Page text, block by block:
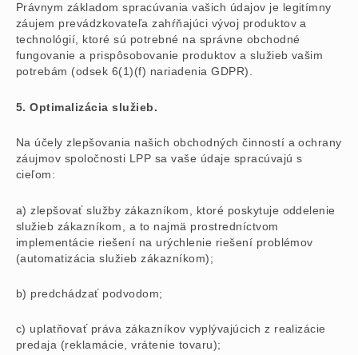
Právnym základom spracúvania vašich údajov je legitímny
záujem prevádzkovateľa zahŕňajúci vývoj produktov a
technológií, ktoré sú potrebné na správne obchodné
fungovanie a prispôsobovanie produktov a služieb vašim
potrebám (odsek 6(1)(f) nariadenia GDPR).
5. Optimalizácia služieb.
Na účely zlepšovania našich obchodných činností a ochrany
záujmov spoločnosti LPP sa vaše údaje spracúvajú s
cieľom:
a) zlepšovať služby zákazníkom, ktoré poskytuje oddelenie
služieb zákazníkom, a to najmä prostredníctvom
implementácie riešení na urýchlenie riešení problémov
(automatizácia služieb zákazníkom);
b) predchádzať podvodom;
c) uplatňovať práva zákazníkov vyplývajúcich z realizácie
predaja (reklamácie, vrátenie tovaru);